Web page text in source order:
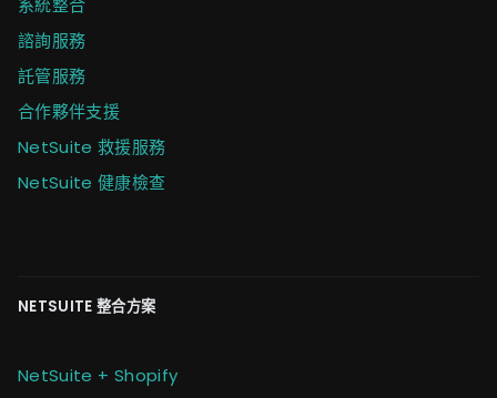
系統整合
諮詢服務
託管服務
合作夥伴支援
NetSuite 救援服務
NetSuite 健康檢查
NETSUITE 整合方案
NetSuite + Shopify